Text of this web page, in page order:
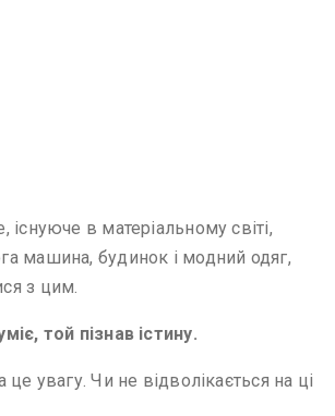
існуюче в матеріальному світі,
машина, будинок і модний одяг,
з цим.
той пізнав істину.
це увагу. Чи не відволікається на ці